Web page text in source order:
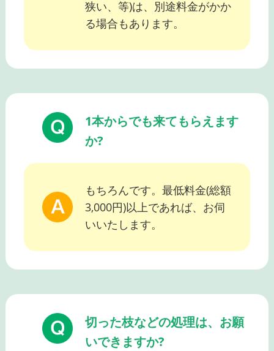
狭い、等)は、別途料金がかか
る場合もあります。
1本からでも来てもらえます
か?
もちろんです。最低料金(総額
3,000円)以上であれば、お伺
いいたします。
切った枝などの処理は、お願
いできますか?